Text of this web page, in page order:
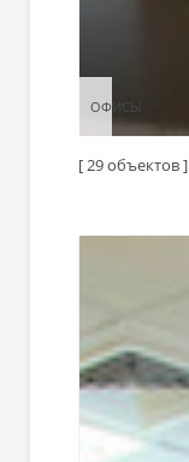
ОФИСЫ
ОФИСЫ
[ 29 объектов ]